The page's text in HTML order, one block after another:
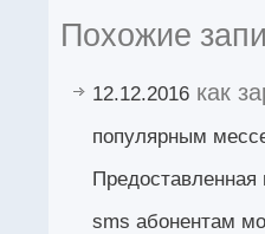
Похожие
12.12.2016 как
популярным
Предоставленная
sms абонентам